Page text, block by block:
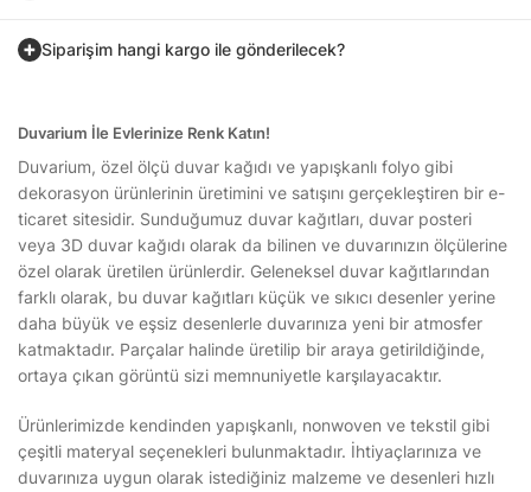
Siparişim hangi kargo ile gönderilecek?
Duvarium İle Evlerinize Renk Katın!
Duvarium, özel ölçü duvar kağıdı ve yapışkanlı folyo gibi
dekorasyon ürünlerinin üretimini ve satışını gerçekleştiren bir e-
ticaret sitesidir. Sunduğumuz duvar kağıtları, duvar posteri
veya 3D duvar kağıdı olarak da bilinen ve duvarınızın ölçülerine
özel olarak üretilen ürünlerdir. Geleneksel duvar kağıtlarından
farklı olarak, bu duvar kağıtları küçük ve sıkıcı desenler yerine
daha büyük ve eşsiz desenlerle duvarınıza yeni bir atmosfer
katmaktadır. Parçalar halinde üretilip bir araya getirildiğinde,
ortaya çıkan görüntü sizi memnuniyetle karşılayacaktır.
Ürünlerimizde kendinden yapışkanlı, nonwoven ve tekstil gibi
çeşitli materyal seçenekleri bulunmaktadır. İhtiyaçlarınıza ve
duvarınıza uygun olarak istediğiniz malzeme ve desenleri hızlı